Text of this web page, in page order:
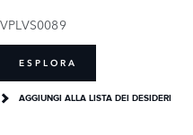
VPLVS0089
ESPLORA
AGGIUNGI ALLA LISTA DEI DESIDERI